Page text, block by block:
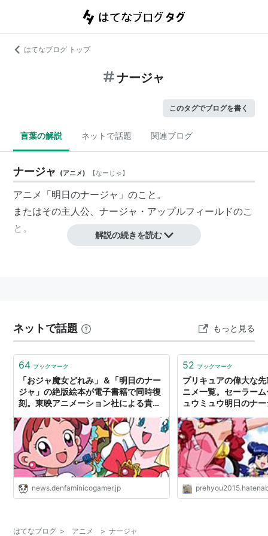
はてなブログ トップ
ナージャ
このタグでブログを書く
言葉の解説 ネットで話題 関連ブログ
ナージャ (アニメ) 【なーじゃ】
アニメ「明日のナージャ」のこと。
またはその主人公、ナージャ・アップルフィールドのこ
と。
解説の続きを読む
ネットで話題 もっと見る
64 ブックマーク
「おジャ魔女どれみ」＆「明日のナー
ジャ」の絶版絵本が電子書籍で同時復
刻。東映アニメーション社による貴重
として刊行されながら、長年絶版とな
っていた往年の名作絵本37冊が緊急復
刻
news.denfaminicogamer.jp
52 ブックマーク
プリキュアの偉大な
ニメ一覧。セーラー
ュウミュウ明日のナ
はてなブログ > アニメ > ナージャ